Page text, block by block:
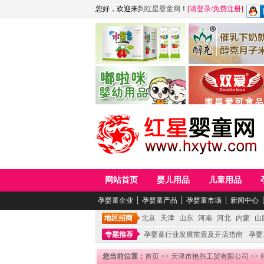
您好，欢迎来到 红星婴童网 ！ [请登录/免费注册]
江西麦嘟嘟食品有限公司
青岛嘟啦咪婴幼儿用品公司
江西醇之客月子米
网站首页 婴儿用品 儿童用品
孕婴童企业 ┆ 孕婴童产品 ┆ 孕婴童市场 ┆ 新闻中心
地区招商 北京 天津 山东 河南 河北 内蒙
山
专题推荐
孕婴童行业发展前景及开店指南 孕
您当前位置： 首页 >> 天津市艳胜工贸有限公司 >>